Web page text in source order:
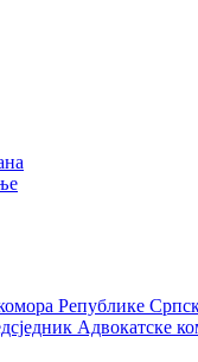
Републике
Адвокатске